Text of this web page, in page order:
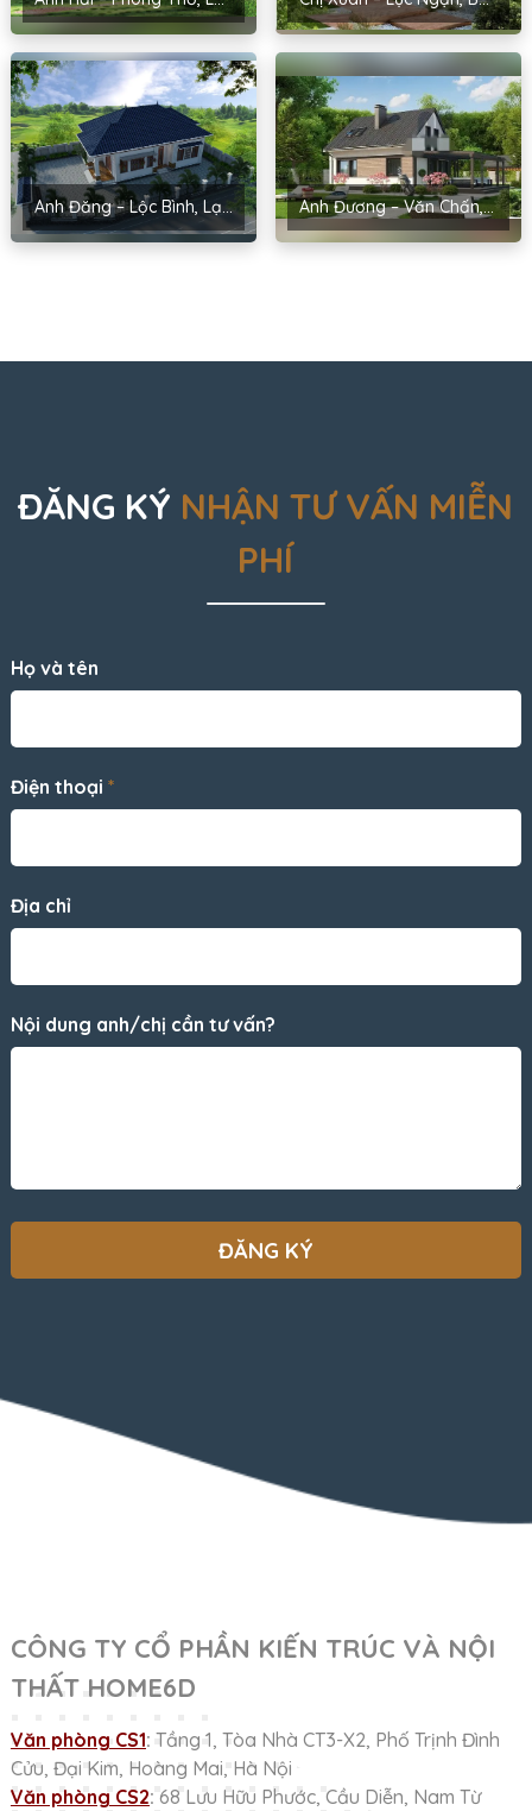
Anh Đăng – Lộc Bình, Lạng Sơn Anh Đương – Văn Chấn, Yên Bái
ĐĂNG KÝ NHẬN TƯ VẤN MIỄN
PHÍ
Họ và tên
Điện thoại *
Địa chỉ
Nội dung anh/chị cần tư vấn?
CÔNG TY CỔ PHẦN KIẾN TRÚC VÀ NỘI
THẤT HOME6D
Văn phòng CS1: Tầng 1, Tòa Nhà CT3-X2, Phố Trịnh Đình
Cửu, Đại Kim, Hoàng Mai, Hà Nội
Văn phòng CS2: 68 Lưu Hữu Phước, Cầu Diễn, Nam Từ